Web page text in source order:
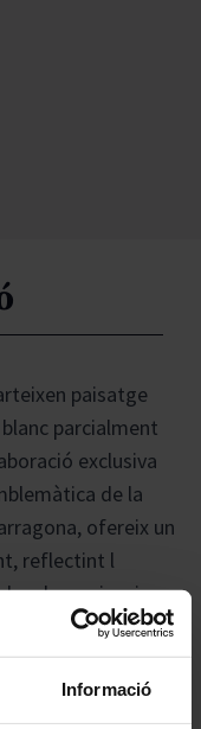
Informació
paisatge
parcialment
exclusiva
de la
ofereix un
reflectint l
denominacions